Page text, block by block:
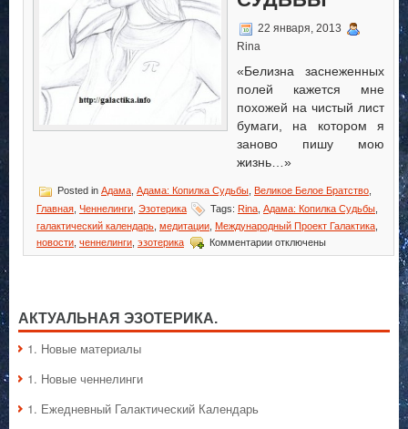
22 января, 2013
Rina
«Белизна заснеженных
полей кажется мне
похожей на чистый лист
бумаги, на котором я
заново пишу мою
жизнь…»
Posted in Адама Адама: Копилка Судьбы Великое Белое Братство
Главная Ченнелинги Эзотерика Tags: Rina Адама: Копилка Судьбы
галактический календарь медитации Международный Проект Галактика
новости ченнелинги эзотерика Комментариик
записи
отключены
АКТУАЛЬНАЯ ЭЗОТЕРИКА.
1. Hовые материалы
1. Hовые ченнелинги
1. Ежедневный Галактический Календарь